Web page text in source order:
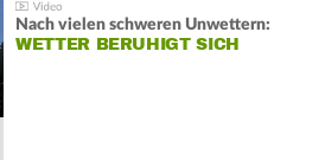
Nach vielen schweren Unwettern:
WETTER BERUHIGT SICH